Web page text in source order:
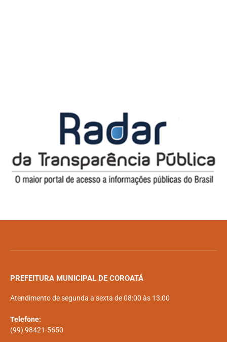
PREFEITURA MUNICIPAL DE COROATÁ
Atendimento de segunda a sexta de 08:00 às 13:00
Telefone:
(99) 98421-5650